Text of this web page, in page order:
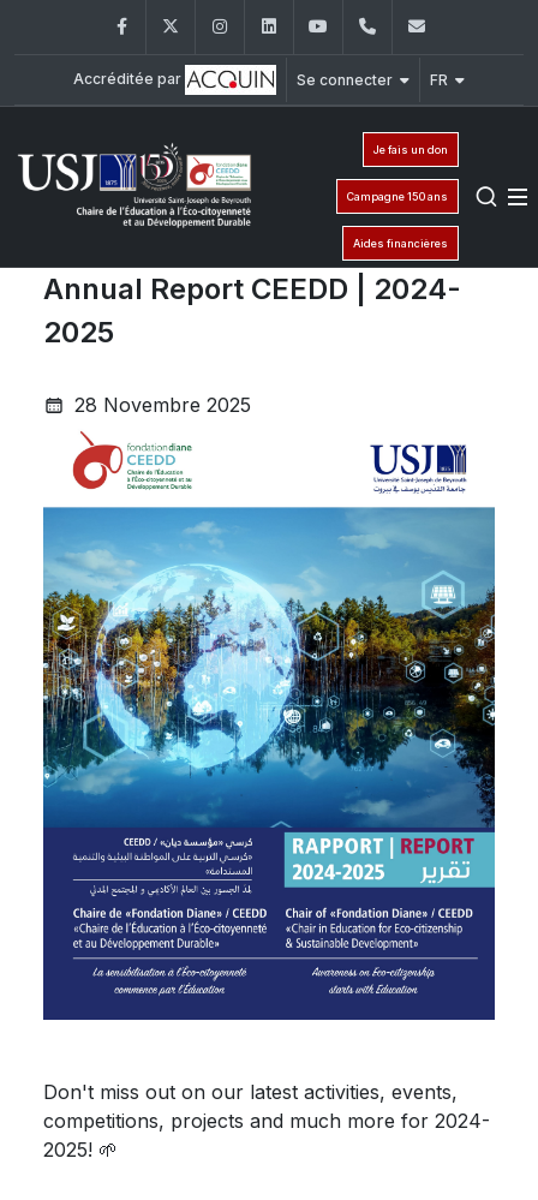
FacebookTwitter InstagramLinkedInYouTube961-1-421000
Accréditée par Se connecter FR
Je fais un don
Campagne 150 ans
Aides financières
Annual Report CEEDD | 2024-
2025
28 Novembre 2025
Don't miss out on our latest activities, events,
competitions, projects and much more for 2024-
2025! 🌱